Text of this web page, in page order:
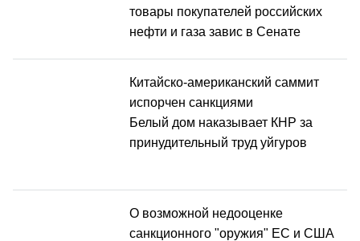
товары покупателей российских
нефти и газа завис в Сенате
Китайско-американский саммит
испорчен санкциями
Белый дом наказывает КНР за
принудительный труд уйгуров
О возможной недооценке
санкционного "оружия" ЕС и США